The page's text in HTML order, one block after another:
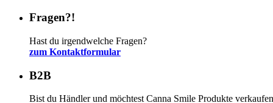
Fragen?!
Hast du irgendwelche Fragen?
zum Kontaktformular
B2B
Bist du Händler und möchtest Canna Smile Produkte